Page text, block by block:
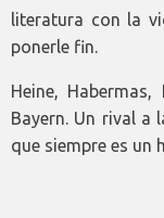
literatura con la
ponerle fin.
Heine,
Bayern. Un rival a
que siempre es un